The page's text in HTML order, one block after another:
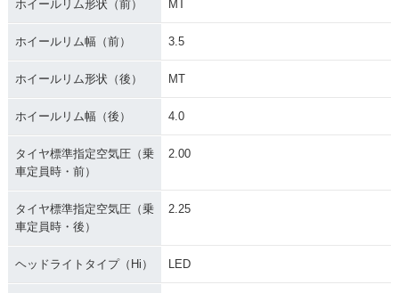
ホイールリム形状（前） MT
ホイールリム幅（前） 3.5
ホイールリム形状（後） MT
ホイールリム幅（後） 4.0
タイヤ標準指定空気圧（乗
車定員時・前）
2.00
タイヤ標準指定空気圧（乗
車定員時・後）
2.25
ヘッドライトタイプ（Hi） LED